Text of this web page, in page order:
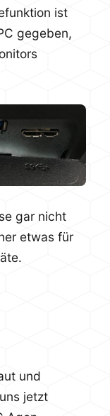
ist
gegeben,
gar nicht
etwas für
und
jetzt